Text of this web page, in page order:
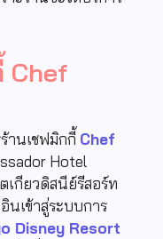
Chef
านเชฟมิกกี้ Chef
Hotel
เกียวดิสนีย์รีสอร์ท
นเข้าสู่ระบบการ
Disney Resort